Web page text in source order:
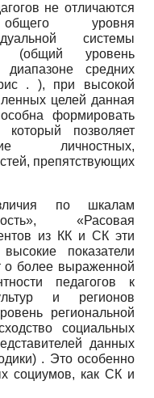
не отличаются
уровня
системы
(общий уровень
средних
. ), при высокой
целей данная
формировать
который позволяет
личностных,
препятствующих
по шкалам
«Расовая
из КК и СК эти
показатели
о более выраженной
педагогов к
и регионов
региональной
социальных
данных
. Это особенно
со­циумов, как СК и